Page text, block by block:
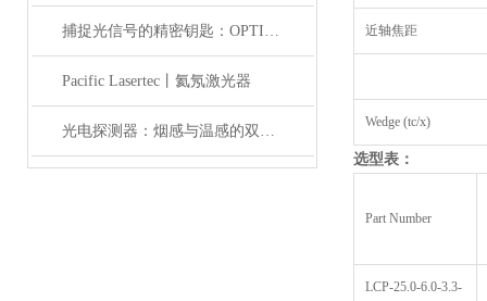
捕捉光信号的精密钥匙：OPTILAB光电探测器解析
Pacific Lasertec丨氦氖激光器
光电探测器：烟感与温感的双重角色
近轴焦距
Wedge (tc/x)
选型表：
Part Number
LCP-25.0-6.0-3.3-